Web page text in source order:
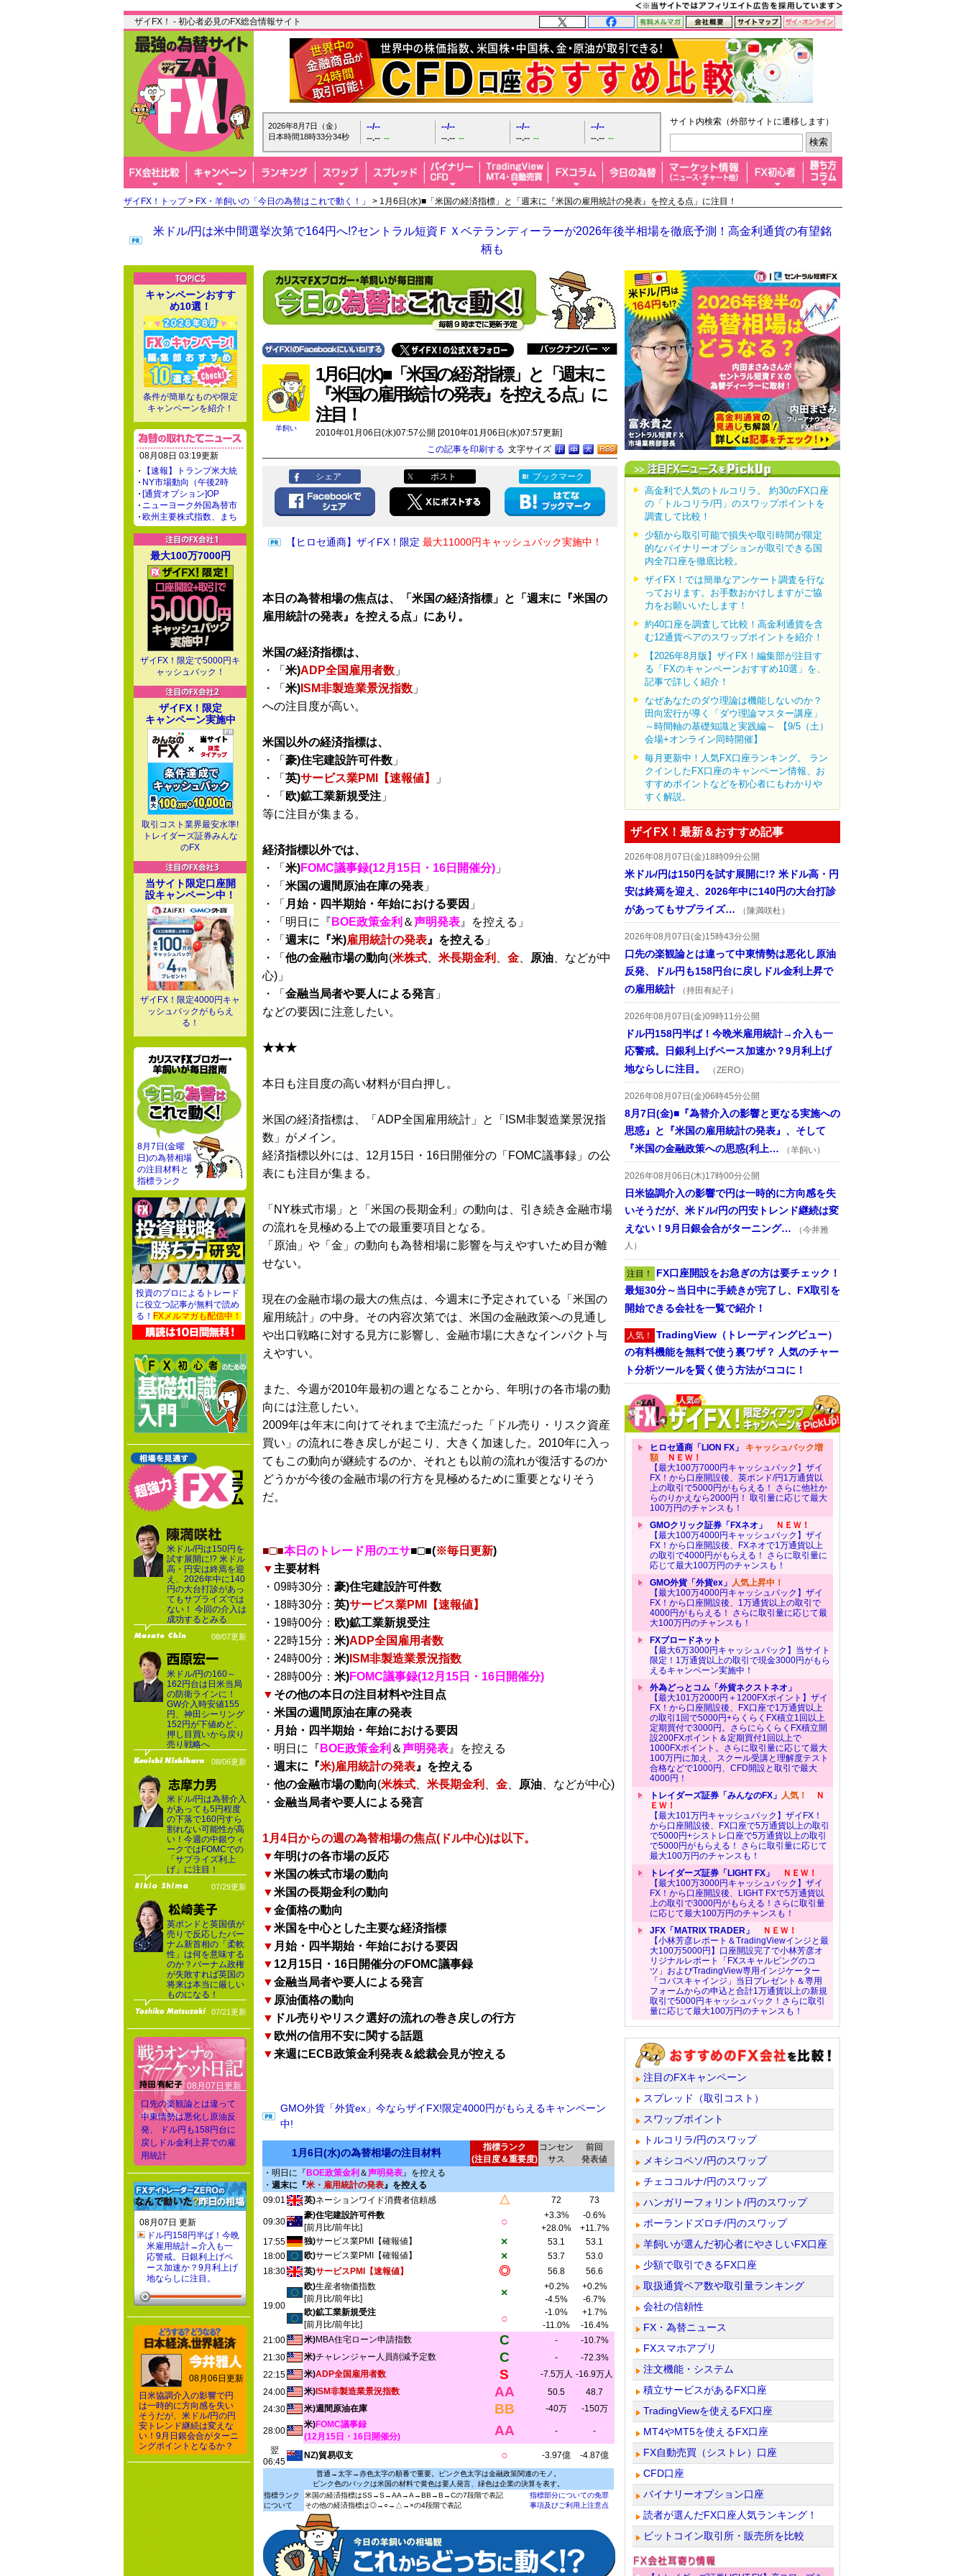
ザイFX！ - 初心者必見のFX総合情報サイト
2026年8月7日（金）
日本時間18時33分35秒
--/--
--.-- --
--/--
--.-- --
--/--
--.-- --
--/--
--.-- --
サイト内検索（外部サイトに遷移します）
ザイFX！トップ> FX・羊飼いの「今日の為替はこれで動く！」 > 1月6日(水)■「米国の経済指標」と「週末に『米国の雇用統計の発表』を控える点」に注目！
米ドル/円は米中間選挙次第で164円へ!?セントラル短資ＦＸベテランディーラーが2026年後半相場を徹底予測！高金利通貨の有望銘
柄も
羊飼い
1月6日(水)■「米国の経済指標」と「週末に
『米国の雇用統計の発表』を控える点」に
注目！
2010年01月06日(水)07:57公開 [2010年01月06日(水)07:57更新]
文字サイズ
この記事を印刷する
シェア ポスト ブックマーク
【ヒロセ通商】ザイFX！限定 最大11000円キャッシュバック実施中！
本日の為替相場の焦点は、「米国の経済指標」と「週末に『米国の
雇用統計の発表』を控える点」にあり。
米国の経済指標は、
・「 米)ADP全国雇用者数 」
・「 米) ISM非製造業景況指数 」
への注目度が高い。
米国以外の経済指標は、
・「 豪)住宅建設許可件数 」
・「 英)サービス業PMI【速報値】
」
・「 欧)鉱工業新規受注 」
等に注目が集まる。
経済指標以外では、
・「 米)FOMC議事録(12月15日・16日開催分) 」
・「 米国の週間原油在庫の発表 」
・「 月始・四半期始・年始における要因 」
・「明日に『 BOE政策金利 ＆声明発表 』を控える」
・「 週末に『米)雇用統計の発表 』を控える 」
・「 他の金融市場の動向(米株式 米長期金利 金 原油 、などが中
心)」
・「 金融当局者や要人による発言 」
などの要因に注意したい。
★★★
本日も注目度の高い材料が目白押し。
米国の経済指標は、「ADP全国雇用統計」と「ISM非製造業景況指
数」がメイン。
経済指標以外には、12月15日・16日開催分の「FOMC議事録」の公
表にも注目が集まる。
「NY株式市場」と「米国の長期金利」の動向は、引き続き金融市場
の流れを見極める上での最重要項目となる。
「原油」や「金」の動向も為替相場に影響を与えやすいため目が離
せない。
現在の金融市場の最大の焦点は、今週末に予定されている「米国の
雇用統計」の中身。その内容次第では、米国の金融政策への見通し
や出口戦略に対する見方に影響し、金融市場に大きなインパクト与
えやすい。
また、今週が2010年最初の週となることから、年明けの各市場の動
向には注意したい。
2009年は年末に向けてそれまで主流だった「ドル売り・リスク資産
買い」の流れに巻き戻しが起こり、大きく加速した。2010年に入っ
てもこの動向が継続するのか、それとも以前の流れが復活するのか
どうかが今後の金融市場の行方を見極めるために重要となりそう
だ。
■□■本日のトレード用のエサ■□■(※毎日更新)
▼ 主要材料
・09時30分： 豪)住宅建設許可件数
・18時30分： 英)サービス業PMI【速報値】
・19時00分： 欧)鉱工業新規受注
・22時15分： 米)ADP全国雇用者数
・24時00分： 米) ISM非製造業景況指数
・28時00分： 米)FOMC議事録(12月15日・16日開催分)
▼ その他の本日の注目材料や注目点
・ 米国の週間原油在庫の発表
・ 月始・四半期始・年始における要因
・明日に『 BOE政策金利 ＆声明発表 』を控える
・ 週末に『米)雇用統計の発表 』を控える
・ 他の金融市場の動向(米株式 米長期金利 金 原油 、などが中心)
・ 金融当局者や要人による発言
1月4日からの週の為替相場の焦点(ドル中心)は以下。
▼年明けの各市場の反応
▼米国の株式市場の動向
▼米国の長期金利の動向
▼金価格の動向
▼米国を中心とした主要な経済指標
▼ 月始・四半期始・年始における要因
▼ 12月15日・16日開催分のFOMC議事録
▼金融当局者や要人による発言
▼ 原油価格の動向
▼ ドル売りやリスク選好の流れの巻き戻しの行方
▼ 欧州の信用不安に関する話題
▼来週にECB政策金利発表＆総裁会見が控える
GMO外貨「外貨ex」今ならザイFX!限定4000円がもらえるキャンペーン
中!
1月6日(水)の為替相場の注目材料
指標ランク
(注目度＆重要度)
コンセン
サス
前回
発表値
・明日に『 BOE政策金利 ＆声明発表』を控える
・ 週末に『米・雇用統計の発表』を控える
09:01
英)ネーションワイド消費者信頼感 △ 72 73
09:30
豪)住宅建設許可件数
[前月比/前年比]
○ +3.3%
-0.6%
+28.0%
+11.7%
17:55
独)サービス業PMI【確報値】 × 53.1
53.1
18:00
欧)サービス業PMI【確報値】 × 53.7
53.0
18:30
英)サービスPMI【速報値】 ◎ 56.8 56.6
19:00
欧)生産者物価指数
[前月比/前年比]
× +0.2%
+0.2%
-4.5%
-6.7%
欧)鉱工業新規受注
[前月比/前年比]
○ -1.0%
+1.7%
-11.0%
-16.4%
21:00
米)MBA住宅ローン申請指数 C -
-10.7%
21:30
米)チャレンジャー人員削減予定数 C -
-72.3%
22:15
米)ADP全国雇用者数 S -7.5万人 -16.9万人
24:00
米) ISM非製造業景況指数 AA 50.5
48.7
24:30
米)週間原油在庫 BB -40万 -150万
28:00
米)FOMC議事録
(12月15日・16日開催分)
AA -
-
翌
06:45
NZ)貿易収支 ○ -3.97億 -4.87億
普通→太字→赤色太字の順番で重要。ピンク色太字は金融政策関連のモノ。
ピンク色のバックは米国の材料で黄色は要人発言、緑色は企業の決算を表す。
指標ランク
について
米国の経済指標はSS→S→AA→A→BB→B→Cの7段階で表記
その他の経済指標は◎→○→△→×の4段階で表記
指標部分についての免罪
事項及びご利用上注意点
高金利で人気のトルコリラ。 約30のFX口座
の「トルコリラ/円」のスワップポイントを
調査して比較！
少額から取引可能で損失や取引時間が限定
的なバイナリーオプションが取引できる国
内全7口座を徹底比較。
ザイFX！では簡単なアンケート調査を行な
っております。お手数おかけしますがご協
力をお願いいたします！
約40口座を調査して比較！高金利通貨を含
む12通貨ペアのスワップポイントを紹介！
【2026年8月版】ザイFX！編集部が注目す
る「FXのキャンペーンおすすめ10選」を、
記事で詳しく紹介！
なぜあなたのダウ理論は機能しないのか？
田向宏行が導く「ダウ理論マスター講座」
～時間軸の基礎知識と実践編～ 【9/5（土）
会場+オンライン同時開催】
毎月更新中！人気FX口座ランキング。 ラン
クインしたFX口座のキャンペーン情報、お
すすめポイントなどを初心者にもわかりや
すく解説。
ザイFX！最新＆おすすめ記事
2026年08月07日(金)18時09分公開
米ドル/円は150円を試す展開に!? 米ドル高・円
安は終焉を迎え、2026年中に140円の大台打診
があってもサプライズ…
（陳満咲杜）
2026年08月07日(金)15時43分公開
口先の楽観論とは違って中東情勢は悪化し原油
反発、ドル円も158円台に戻しドル金利上昇で
の雇用統計
（持田有紀子）
2026年08月07日(金)09時11分公開
ドル円158円半ば！今晩米雇用統計→介入も一
応警戒。日銀利上げペース加速か？9月利上げ
地ならしに注目。
（ZERO）
2026年08月07日(金)06時45分公開
8月7日(金)■『為替介入の影響と更なる実施への
思惑』と『米国の雇用統計の発表』、そして
『米国の金融政策への思惑(利上…
（羊飼い）
2026年08月06日(木)17時00分公開
日米協調介入の影響で円は一時的に方向感を失
いそうだが、米ドル/円の円安トレンド継続は変
えない！9月日銀会合がターニング…
（今井雅
人）
注目！ FX口座開設をお急ぎの方は要チェック！
最短30分～当日中に手続きが完了し、FX取引を
開始できる会社を一覧で紹介！
人気！ TradingView（トレーディングビュー）
の有料機能を無料で使う裏ワザ？ 人気のチャー
ト分析ツールを賢く使う方法がココに！
ヒロセ通商「LION FX」 キャッシュバック増
額ＮＥＷ！
【最大100万7000円キャッシュバック】ザイ
FX！から口座開設後、英ポンド/円1万通貨以
上の取引で5000円がもらえる！ さらに他社か
らのりかえなら2000円！ 取引量に応じて最大
100万円のチャンスも！
GMOクリック証券「FXネオ」
ＮＥＷ！
【最大100万4000円キャッシュバック】ザイ
FX！から口座開設後、FXネオで1万通貨以上
の取引で4000円がもらえる！ さらに取引量に
応じて最大100万円のチャンスも！
GMO外貨「外貨ex」 人気上昇中！
【最大100万4000円キャッシュバック】ザイ
FX！から口座開設後、1万通貨以上の取引で
4000円がもらえる！ さらに取引量に応じて最
大100万円のチャンスも！
FXブロードネット
【最大6万3000円キャッシュバック】当サイト
限定！1万通貨以上の取引で現金3000円がもら
えるキャンペーン実施中！
外為どっとコム「外貨ネクストネオ」
【最大101万2000円＋1200FXポイント】ザイ
FX！から口座開設後、FX口座で1万通貨以上
の取引1回で5000円+らくらくFX積立1回以上
定期買付で3000円。さらにらくらくFX積立開
設200FXポイント＆定期買付1回以上で
1000FXポイント。さらに取引量に応じて最大
100万円に加え、スクール受講と理解度テスト
合格などで1000円、CFD開設と取引で最大
4000円！
トレイダーズ証券「みんなのFX」 人気！
Ｎ
ＥＷ！
【最大101万円キャッシュバック】ザイFX！
から口座開設後、FX口座で5万通貨以上の取引
で5000円+シストレ口座で5万通貨以上の取引
で5000円がもらえる！ さらに取引量に応じて
最大100万円のチャンスも！
トレイダーズ証券「LIGHT FX」
ＮＥＷ！
【最大100万3000円キャッシュバック】ザイ
FX！から口座開設後、LIGHT FXで5万通貨以
上の取引で3000円がもらえる！さらに取引量
に応じて最大100万円のチャンスも！
JFX「MATRIX TRADER」
ＮＥＷ！
【小林芳彦レポート＆TradingViewインジと最
大100万5000円】口座開設完了で小林芳彦オ
リジナルレポート「FXスキャルピングのコ
ツ」およびTradingView専用インジケーター
「コバスキャインジ」当日プレゼント＆専用
フォームからの申込と合計1万通貨以上の新規
取引で5000円キャッシュバック！さらに取引
量に応じて最大100万円のチャンスも！
注目のFXキャンペーン
スプレッド（取引コスト）
スワップポイント
トルコリラ/円のスワップ
メキシコペソ/円のスワップ
チェココルナ/円のスワップ
ハンガリーフォリント/円のスワップ
ポーランドズロチ/円のスワップ
羊飼いが選んだ初心者にやさしいFX口座
少額で取引できるFX口座
取扱通貨ペア数や取引量ランキング
会社の信頼性
FX・為替ニュース
FXスマホアプリ
注文機能・システム
積立サービスがあるFX口座
TradingViewを使えるFX口座
MT4やMT5を使えるFX口座
FX自動売買（シストレ）口座
CFD口座
バイナリーオプション口座
読者が選んだFX口座人気ランキング！
ビットコイン取引所・販売所を比較
キャンペーンおすす
め10選！
条件が簡単なものや限定
キャンペーンを紹介！
08月08日 03:19更新
【速報】トランプ米大統
NY市場動向（午後2時
[通貨オプション]OP
ニューヨーク外国為替市
欧州主要株式指数、まち
最大100万7000円
ザイFX！限定で5000円キ
ャッシュバック！
ザイFX！限定
キャンペーン実施中
取引コスト業界最安水準!
トレイダーズ証券みんな
のFX
当サイト限定口座開
設キャンペーン中！
ザイFX！限定4000円キャ
ッシュバックがもらえ
る！
8月7日(金曜
日)の為替相場
の注目材料と
指標ランク
投資のプロによるトレード
に役立つ記事が無料で読め
る！ FXメルマガも配信中！
米ドル/円は150円を
試す展開に!? 米ドル
高・円安は終焉を迎
え、2026年中に140
円の大台打診があっ
てもサプライズでは
ない！ 今回の介入は
成功するとみる
08/07更新
米ドル/円の160～
162円台は日米当局
の防衛ラインに！
GW介入時安値155
円、神田シーリング
152円が下値めど、
押し目買いから戻り
売り戦略へ
08/06更新
米ドル/円は為替介入
があっても5円程度
の下落で160円すら
割れない可能性が高
い！今週の中銀ウィ
ークではFOMCでの
「サプライズ利上
げ」に注目！
07/29更新
英ポンドと英国債が
売りで反応したバー
ナム新首相の「柔軟
性」は何を意味する
のか？バーナム政権
が失敗すれば英国の
将来は本当に厳しい
ものになる！
07/21更新
08月07日更新
口先の楽観論とは違って
中東情勢は悪化し原油反
発、 ドル円も158円台に
戻しドル金利上昇での雇
用統計
08月07日 更新
ドル円158円半ば！今晩
米雇用統計→介入も一
応警戒。日銀利上げペ
ース加速か？9月利上げ
地ならしに注目。
08月06日更新
日米協調介入の影響で円
は一時的に方向感を失い
そうだが、米ドル/円の円
安トレンド継続は変えな
い！9月日銀会合がターニ
ングポイントとなるか？